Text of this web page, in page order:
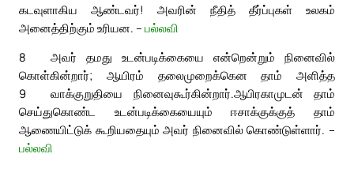
கடவுளாகிய ஆண்டவர்! அவரின் நீதித் தீர்ப்புகள் உலகம்
அனைத்திற்கும் உரியன. – பல்லவி
8
அவர் தமது உடன்படிக்கையை என்றென்றும் நினைவில்
கொள்கின்றார்; ஆயிரம் தலைமுறைக்கென தாம் அளித்த
வாக்குறுதியை நினைவுகூர்கின்றார்.
9
ஆபிரகாமுடன் தாம்
செய்துகொண்ட உடன்படிக்கையையும் ஈசாக்குக்குத் தாம்
ஆணையிட்டுக் கூறியதையும் அவர் நினைவில் கொண்டுள்ளார். –
பல்லவி